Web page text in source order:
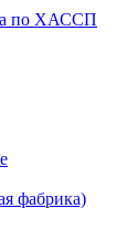
по ХАССП
фабрика)